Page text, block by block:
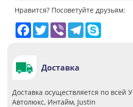
Нравится? Посоветуйте друзьям:
Facebook
TwitterViber Telegram
Доставка
Доставка осуществляется по всей
Автолюкс, Интайм, Justin